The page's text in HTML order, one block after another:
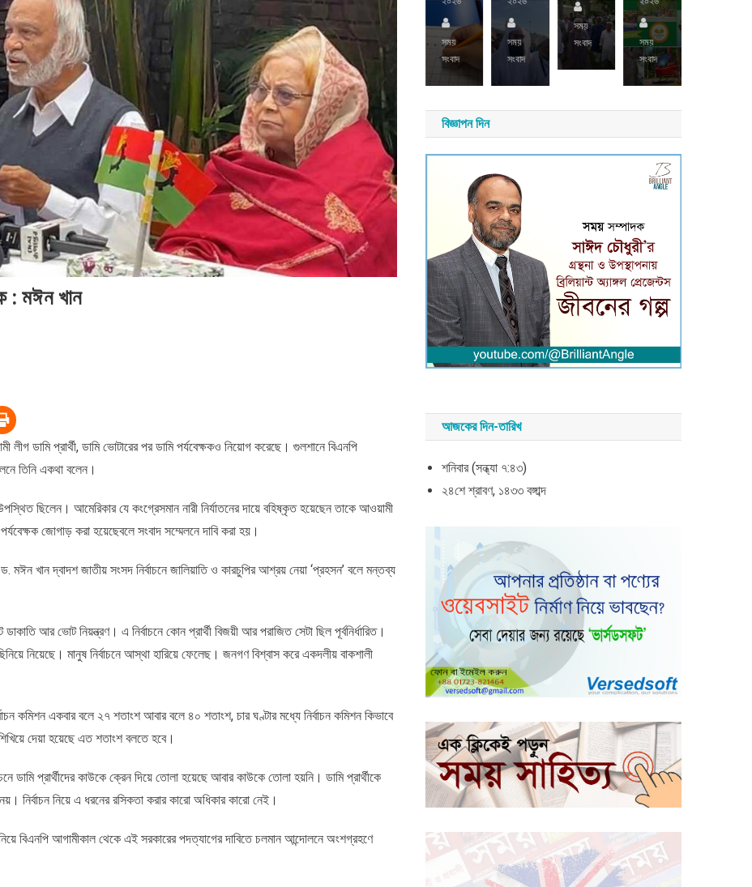
: মঈন খান
ডামি প্রার্থী, ডামি ভোটারের পর ডামি পর্যবেক্ষকও নিয়োগ করেছে। গুলশানে বিএনপি
তিনি একথা বলেন।
ছিলেন। আমেরিকার যে কংগ্রেসমান নারী নির্যাতনের দায়ে বহিষ্কৃত হয়েছেন তাকে আওয়ামী
জোগাড় করা হয়েছেবলে সংবাদ সম্মেলনে দাবি করা হয়।
মঈন খান দ্বাদশ জাতীয় সংসদ নির্বাচনে জালিয়াতি ও কারচুপির আশ্রয় নেয়া ‘প্রহসন’ বলে মন্তব্য
আর ভোট নিয়ন্ত্রণ। এ নির্বাচনে কোন প্রার্থী বিজয়ী আর পরাজিত সেটা ছিল পূর্বনির্ধারিত।
নিয়েছে। মানুষ নির্বাচনে আস্থা হারিয়ে ফেলেছ। জনগণ বিশ্বাস করে একদলীয় বাকশালী
কমিশন একবার বলে ২৭ শতাংশ আবার বলে ৪০ শতাংশ, চার ঘণ্টার মধ্যে নির্বাচন কমিশন কিভাবে
দেয়া হয়েছে এত শতাংশ বলতে হবে।
ডামি প্রার্থীদের কাউকে ক্রেন দিয়ে তোলা হয়েছে আবার কাউকে তোলা হয়নি। ডামি প্রার্থীকে
নির্বাচন নিয়ে এ ধরনের রসিকতা করার কারো অধিকার কারো নেই।
বিএনপি আগামীকাল থেকে এই সরকারের পদত্যাগের দাবিতে চলমান আন্দোলনে অংশগ্রহণে
সংবাদ
সময়
সংবাদ
সংবাদ
সংবাদ
সময়
সংবাদ
সময়
সংবাদ
সময়
সংবাদ
সময়
সংবাদ
বিজ্ঞাপন দিন
আজকের দিন-তারিখ
শনিবার (সন্ধ্যা ৭:৪৩)
২৪শে শ্রাবণ, ১৪৩৩ বঙ্গাব্দ